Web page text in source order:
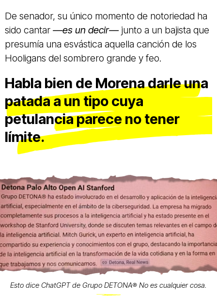
De senador, su único momento de notoriedad ha
sido cantar —es un decir— junto a un bajista que
presumía una esvástica aquella canción de los
Hooligans del sombrero grande y feo.
Habla bien de Morena darle una
patada a un tipo cuya
petulancia parece no tener
límite.
Esto dice ChatGPT de Grupo DETONA®️ No es cualquier cosa.